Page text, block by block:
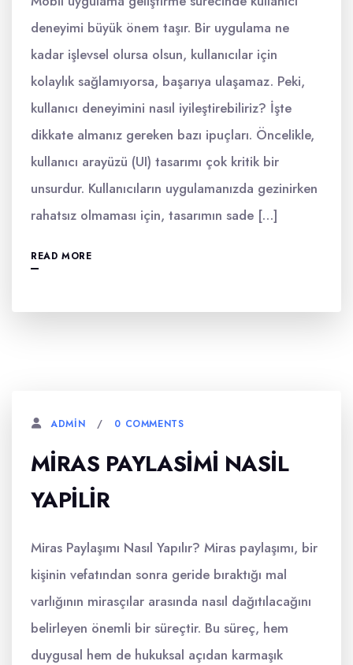
deneyimi büyük önem taşır. Bir uygulama ne
kadar işlevsel olursa olsun, kullanıcılar için
kolaylık sağlamıyorsa, başarıya ulaşamaz. Peki,
kullanıcı deneyimini nasıl iyileştirebiliriz? İşte
dikkate almanız gereken bazı ipuçları. Öncelikle,
kullanıcı arayüzü (UI) tasarımı çok kritik bir
unsurdur. Kullanıcıların uygulamanızda gezinirken
rahatsız olmaması için, tasarımın sade […]
READ MORE
ADMIN 0 COMMENTS
MIRAS PAYLASIMI NASIL
YAPILIR
Miras Paylaşımı Nasıl Yapılır? Miras paylaşımı, bir
kişinin vefatından sonra geride bıraktığı mal
varlığının mirasçılar arasında nasıl dağıtılacağını
belirleyen önemli bir süreçtir. Bu süreç, hem
duygusal hem de hukuksal açıdan karmaşık